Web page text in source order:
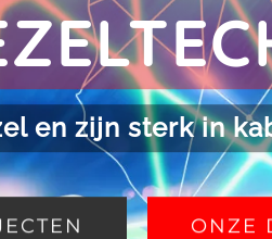
en zijn sterk in
ONZE